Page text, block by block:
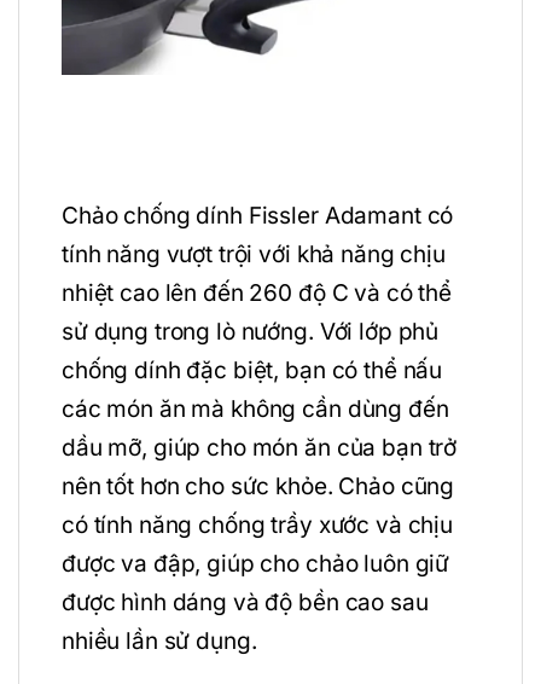
Chảo chống dính Fissler Adamant có
tính năng vượt trội với khả năng chịu
nhiệt cao lên đến 260 độ C và có thể
sử dụng trong lò nướng. Với lớp phủ
chống dính đặc biệt, bạn có thể nấu
các món ăn mà không cần dùng đến
dầu mỡ, giúp cho món ăn của bạn trở
nên tốt hơn cho sức khỏe. Chảo cũng
có tính năng chống trầy xước và chịu
được va đập, giúp cho chảo luôn giữ
được hình dáng và độ bền cao sau
nhiều lần sử dụng.